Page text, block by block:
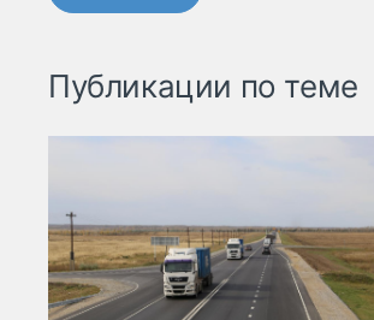
Публикации по теме